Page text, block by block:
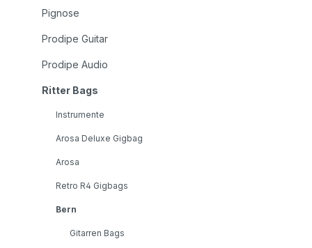
Pignose
Prodipe Guitar
Prodipe Audio
Ritter Bags
Instrumente
Arosa Deluxe Gigbag
Arosa
Retro R4 Gigbags
Bern
Gitarren Bags